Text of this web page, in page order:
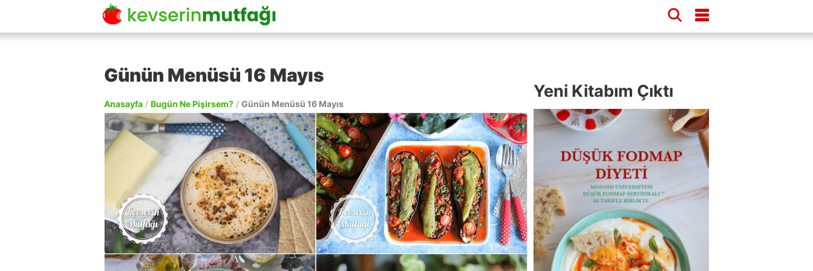
Günün Menüsü 16 Mayıs
Anasayfa / Bugün Ne Pişirsem? / Günün Menüsü 16 Mayıs
Yeni Kitabım Çıktı